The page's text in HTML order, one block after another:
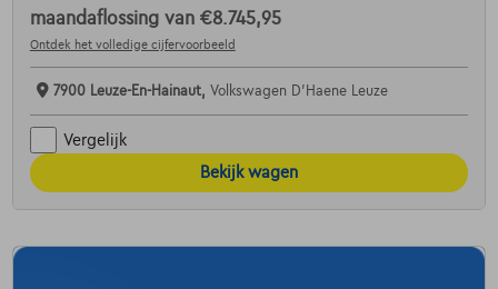
maandaflossing van €8.745,95
Ontdek het volledige cijfervoorbeeld
7900 Leuze-En-Hainaut, Volkswagen D'Haene Leuze
Vergelijk
Bekijk wagen